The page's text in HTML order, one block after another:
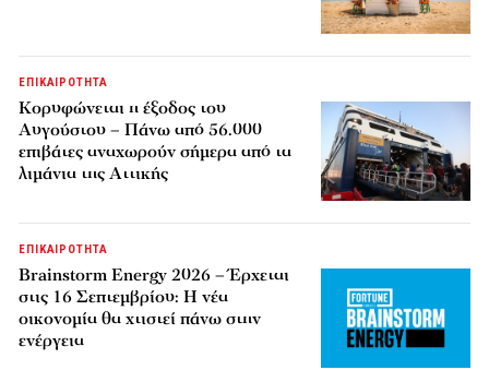
ΕΠΙΚΑΙΡΟΤΗΤΑ
Κορυφώνεται η έξοδος του
Αυγούστου – Πάνω από 56.000
επιβάτες αναχωρούν σήμερα από τα
λιμάνια της Αττικής
ΕΠΙΚΑΙΡΟΤΗΤΑ
Brainstorm Energy 2026 – Έρχεται
στις 16 Σεπτεμβρίου: Η νέα
οικονομία θα χτιστεί πάνω στην
ενέργεια